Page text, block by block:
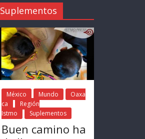
Suplementos
México Mundo
Oaxa
ca
Región
Istmo
Suplementos
Buen camino ha